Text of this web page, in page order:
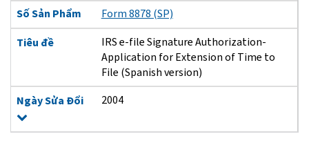
Số Sản Phẩm
Form 8878 (SP)
Tiêu đề
IRS e-file Signature Authorization-
Application for Extension of Time to
File (Spanish version)
Ngày Sửa Đổi
2004